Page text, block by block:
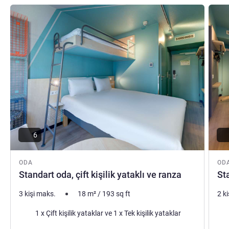
ekibimiz, şehir konaklamanızı en iyi şekilde
değerlendirmenize yardımcı olacaktır.
Hasan KARADAS Otel Yönetimi
ODA
Standart oda, çift kişilik yataklı ve ranza
Ayrıntıları göster
6
3 kişi maks. 18 m²/ 193 sq ft
1 x Çift kişilik yataklar ve 1 x Tek kişilik yataklar
2